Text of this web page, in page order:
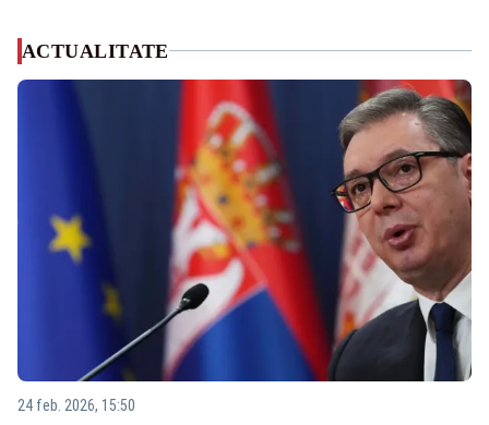
ACTUALITATE
24 feb. 2026, 15:50